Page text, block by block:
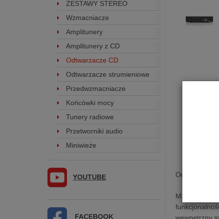
Odtwarzacz
M3scd to
wewnętrzny
ZESTAWY STEREO
Wzmacniacze
Amplitunery
Amplitunery z CD
Odtwarzacze CD
Odtwarzacze strumieniowe
Przedwzmacniacze
Końcówki mocy
Tunery radiowe
Przetworniki audio
Miniwieże
YOUTUBE
FACEBOOK